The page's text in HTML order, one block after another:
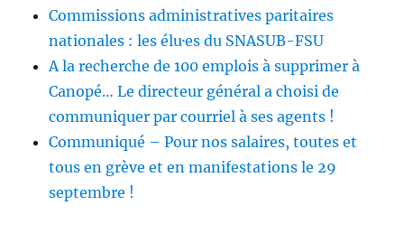
Commissions administratives paritaires
nationales : les élu·es du SNASUB-FSU
A la recherche de 100 emplois à supprimer à
Canopé… Le directeur général a choisi de
communiquer par courriel à ses agents !
Communiqué – Pour nos salaires, toutes et
tous en grève et en manifestations le 29
septembre !